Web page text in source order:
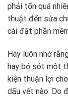
phải tốn quá
thuật đến sửa
cài đặt phần
Hãy luôn nhớ
hay bỏ sót một
kiện thuận lợi
dấu vết nào. Do